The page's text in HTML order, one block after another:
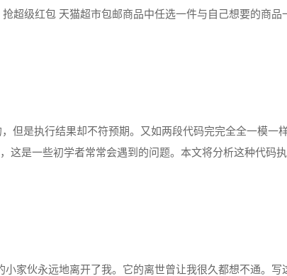
超级红包 天猫超市包邮商品中任选一件与自己想要的商品
但是执行结果却不符预期。又如两段代码完完全全一模一
这是一些初学者常常会遇到的问题。本文将分析这种代码
家伙永远地离开了我。它的离世曾让我很久都想不通。写